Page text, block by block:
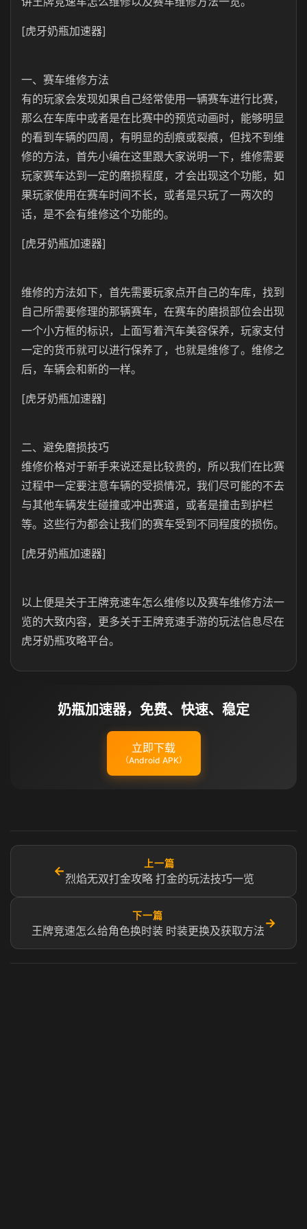
[虎牙奶瓶加速器]
一、赛车维修方法
有的玩家会发现如果自己经常使用一辆赛车进行比赛，
那么在车库中或者是在比赛中的预览动画时，能够明显
的看到车辆的四周，有明显的刮痕或裂痕，但找不到维
修的方法，首先小编在这里跟大家说明一下，维修需要
玩家赛车达到一定的磨损程度，才会出现这个功能，如
果玩家使用在赛车时间不长，或者是只玩了一两次的
话，是不会有维修这个功能的。
[虎牙奶瓶加速器]
维修的方法如下，首先需要玩家点开自己的车库，找到
自己所需要修理的那辆赛车，在赛车的磨损部位会出现
一个小方框的标识，上面写着汽车美容保养，玩家支付
一定的货币就可以进行保养了，也就是维修了。维修之
后，车辆会和新的一样。
[虎牙奶瓶加速器]
二、避免磨损技巧
维修价格对于新手来说还是比较贵的，所以我们在比赛
过程中一定要注意车辆的受损情况，我们尽可能的不去
与其他车辆发生碰撞或冲出赛道，或者是撞击到护栏
等。这些行为都会让我们的赛车受到不同程度的损伤。
[虎牙奶瓶加速器]
以上便是关于王牌竞速车怎么维修以及赛车维修方法一
览的大致内容，更多关于王牌竞速手游的玩法信息尽在
虎牙奶瓶攻略平台。
奶瓶加速器，免费、快速、稳定
立即下载
（Android APK）
←
上一篇
烈焰无双打金攻略 打金的玩法技巧一览
下一篇
王牌竞速怎么给角色换时装 时装更换及获取方法
→